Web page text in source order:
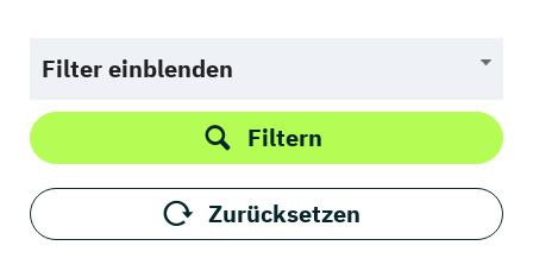
Filter einblenden
Filtern
Zurücksetzen